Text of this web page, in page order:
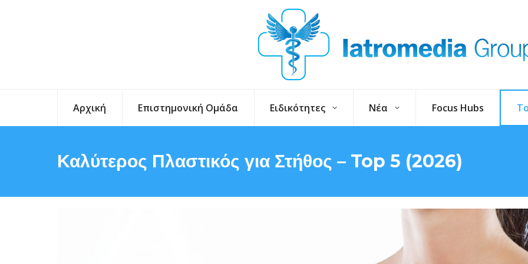
Αρχική Επιστημονική Ομάδα Ειδικότητες Νέα Focus Hubs
Καλύτερος Πλαστικός για Στήθος – Top 5 (2026)